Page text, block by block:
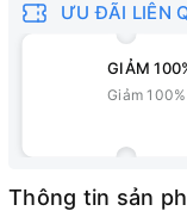
ƯU ĐÃI LIÊN
GIẢM
Giảm
Thông tin sản